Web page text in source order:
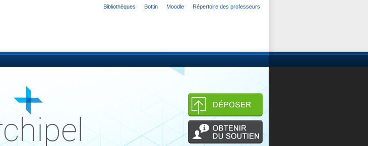
Bibliothèques Bottin Moodle Répertoire des professeurs